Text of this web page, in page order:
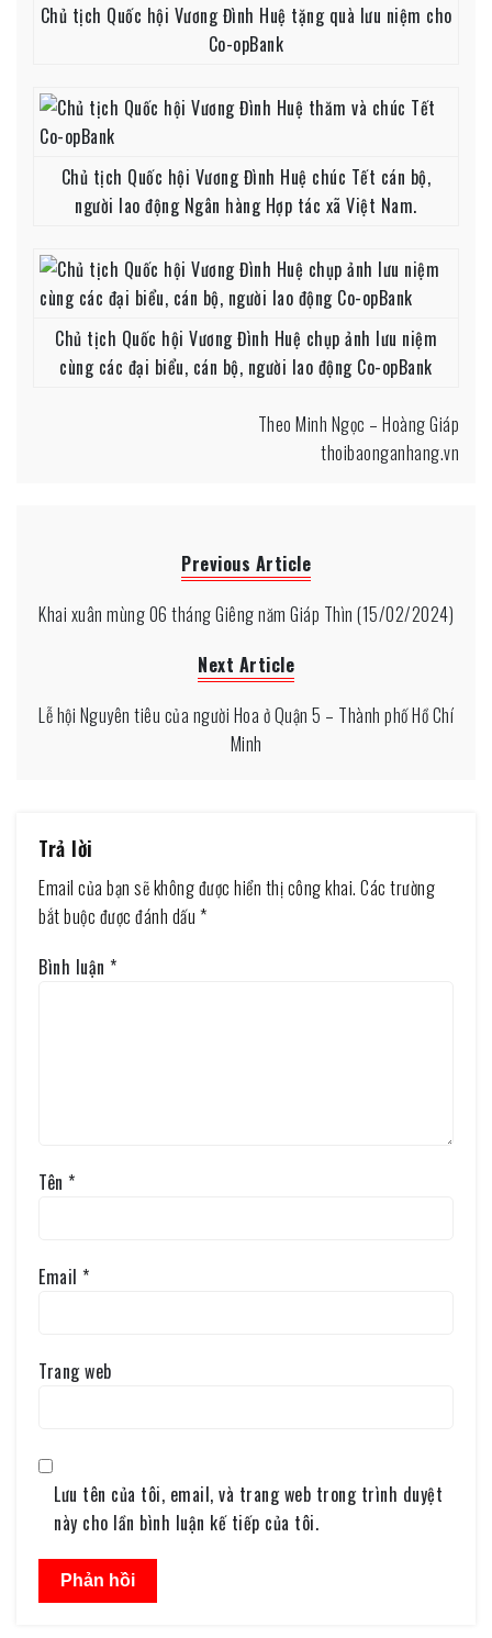
Chủ tịch Quốc hội Vương Đình Huệ tặng quà lưu niệm cho
Co-opBank
Chủ tịch Quốc hội Vương Đình Huệ chúc Tết cán bộ,
người lao động Ngân hàng Hợp tác xã Việt Nam.
Chủ tịch Quốc hội Vương Đình Huệ chụp ảnh lưu niệm
cùng các đại biểu, cán bộ, người lao động Co-opBank
Theo Minh Ngọc – Hoàng Giáp
thoibaonganhang.vn
Previous Article
Khai xuân mùng 06 tháng Giêng năm Giáp Thìn (15/02/2024)
Next Article
Lễ hội Nguyên tiêu của người Hoa ở Quận 5 – Thành phố Hồ Chí
Minh
Trả lời
Email của bạn sẽ không được hiển thị công khai. Các trường
bắt buộc được đánh dấu *
Bình luận *
Tên *
Email *
Trang web
Lưu tên của tôi, email, và trang web trong trình duyệt
này cho lần bình luận kế tiếp của tôi.